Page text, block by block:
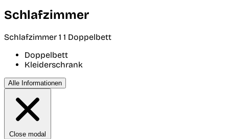
Schlafzimmer
Schlafzimmer 1 1 Doppelbett
Doppelbett
Kleiderschrank
Alle Informationen
Close modal